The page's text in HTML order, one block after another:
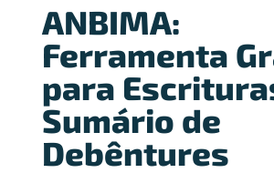
ANBIMA:
Ferramenta
para
Sumário de
Debêntures